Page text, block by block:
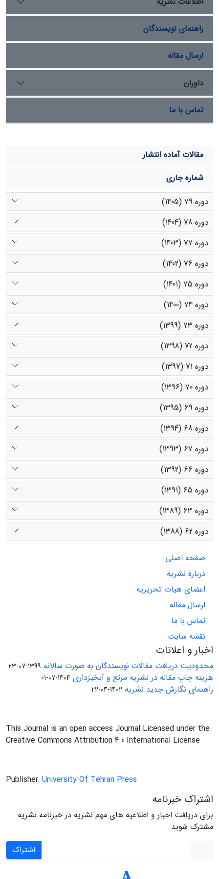
مارکوف استفاده گردید. همچنین با استفاده از آمار و اطلاعات
سه دهۀ گذشته و اطلاعات سند ملی آبیاری کشور، روند
تغییرات سطح زیر کشت محصولات زراعی عمده بر اساس نیاز
آبی در دشت جیرفت مورد مطالعه قرار گرفت. نتایج تغییرات
کاربری اراضی حاکی از آن بود که بیشترین افزایش مساحت
مربوط به اراضی کشاورزی با 444 کیلومتر مربع و بیشترین
کاهش مساحت مربوط به اراضی مرتعی (404 کیلومترمربع)
بوده است و تخریب اراضی مرتعی و بایر بیشتر در راستای
تبدیل این اراضی به اراضی کشاورزی و اراضی مسکونی بوده
استفاده از مدل LCM نشان داد که در دورۀ زمانی مورد مطالعه
9/54 و 69/667 کیلومتر مربع افزایش خواهند یافت. نتایج
حاکی از آن بود که در سه دهۀ گذشته کشت محصولات زراعی
با نیاز آبی بالا در دشت جیرفت توسعۀ بیشتری داشته است
که با توجه به وضعیت بحرانی منابع آب در دشت جیرفت
می‌تواند اثرات منفی برای اکوسیستم این دشت داشته باشد.
راهنمای نویسندگان
ارسال مقاله
داوران
تماس با ما
مقالات آماده انتشار
شماره جاری
دوره 79 (1405)
دوره 78 (1404)
دوره 77 (1403)
دوره 76 (1402)
دوره 75 (1401)
دوره 74 (1400)
دوره 73 (1399)
دوره 72 (1398)
دوره 71 (1397)
دوره 70 (1396)
دوره 69 (1395)
دوره 68 (1394)
دوره 67 (1393)
دوره 66 (1392)
دوره 65 (1391)
دوره 63 (1389)
دوره 62 (1388)
صفحه اصلی
درباره نشریه
اعضای هیات تحریریه
ارسال مقاله
تماس با ما
نقشه سایت
اخبار و اعلانات
محدودیت دریافت مقالات نویسندگان به صورت سالانه 1399-07-23
هزینه چاپ مقاله در نشریه مرتع و آبخیزداری 1404-07-01
راهنمای نگارش جدید نشریه 1402-04-22
This Journal is an open access Journal Licensed under the
Creative Commons Attribution 4.0 International License
Publisher: University Of Tehran Press
اشتراک خبرنامه
برای دریافت اخبار و اطلاعیه های مهم نشریه در خبرنامه نشریه
مشترک شوید.
اشتراک